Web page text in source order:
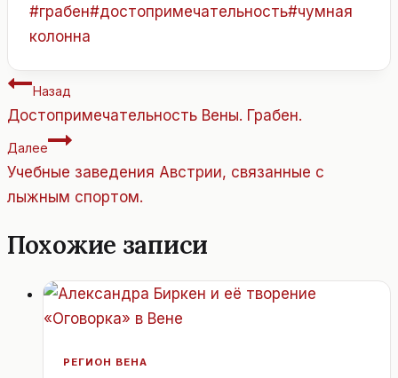
Метки
записи:
#грабен#достопримечательность#чумная
колонна
Навигация
по
записям
Назад
Достопримечательность Вены. Грабен.
Далее
Учебные заведения Австрии, связанные с
лыжным спортом.
Похожие записи
РЕГИОН ВЕНА